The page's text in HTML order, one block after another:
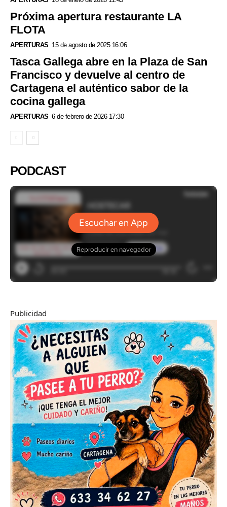
Próxima apertura restaurante LA
FLOTA
APERTURAS 15 de agosto de 2025 16:06
Tasca Gallega abre en la Plaza de San
Francisco y devuelve al centro de
Cartagena el auténtico sabor de la
cocina gallega
APERTURAS 6 de febrero de 2026 17:30
PODCAST
Publicidad